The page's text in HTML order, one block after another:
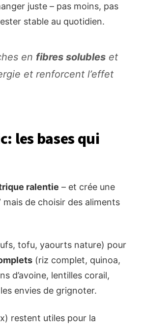
juste – pas moins, pas
stable au quotidien.
en fibres solubles et
et renforcent l’effet
les bases qui
ralentie – et crée une
mais de choisir des aliments
tofu, yaourts nature) pour
(riz complet, quinoa,
d’avoine, lentilles corail,
envies de grignoter.
restent utiles pour la